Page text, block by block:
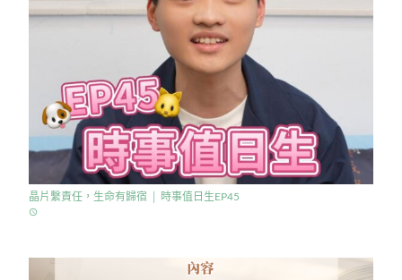
晶片繫責任，生命有歸宿 │ 時事值日生EP45
access_time